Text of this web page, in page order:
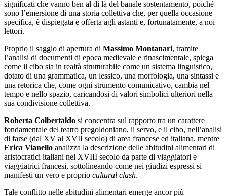
Ma nel cibo e nella suamise en placesi condensano e si stratificano
significati che vanno ben al di là del banale sostentamento, poiché
sono l’emersione di una storia collettiva che, per quella occasione
specifica, è dispiegata e offerta agli astanti e, fortunatamente, a noi
Proprio il saggio di apertura di Massimo Montanari, tramite
l’analisi di documenti di epoca medievale e rinascimentale, spiega
come il cibo sia in realtà strutturabile come un sistema linguistico,
dotato di una grammatica, un lessico, una morfologia, una sintassi e
una retorica che, come ogni strumento comunicativo, cambia nel
tempo e nello spazio, caricandosi di valori simbolici ulteriori nella
Roberta Colbertaldosi concentra sul rapporto tra un carattere
fondamentale del teatro pregoldoniano, il servo, e il cibo, nell’analisi
di farse (dal XV al XVII secolo) di area francese ed italiana, mentre
Erica Vianelloanalizza la descrizione delle abitudini alimentari di
aristocratici italiani nel XVIII secolo da parte di viaggiatori e
viaggiatrici francesi, sottolineando come nei giudizi espressi si